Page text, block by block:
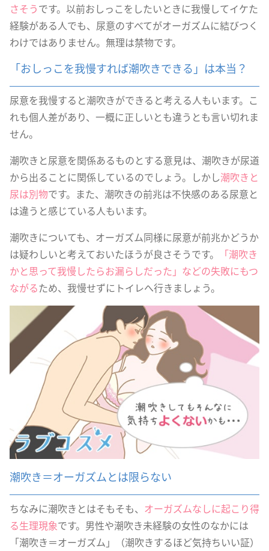
さそうです。以前おしっこをしたいときに我慢してイケた
経験がある人でも、尿意のすべてがオーガズムに結びつく
わけではありません。無理は禁物です。
「おしっこを我慢すれば潮吹きできる」は本当？
尿意を我慢すると潮吹きができると考える人もいます。こ
れも個人差があり、一概に正しいとも違うとも言い切れま
せん。
潮吹きと尿意を関係あるものとする意見は、潮吹きが尿道
から出ることに関係しているのでしょう。しかし潮吹きと
尿は別物です。また、潮吹きの前兆は不快感のある尿意と
は違うと感じている人もいます。
潮吹きについても、オーガズム同様に尿意が前兆かどうか
は疑わしいと考えておいたほうが良さそうです。
「潮吹き
かと思って我慢したらお漏らしだった」などの失敗にもつ
ながるため、我慢せずにトイレへ行きましょう。
潮吹き＝オーガズムとは限らない
ちなみに潮吹きとはそもそも、 オーガズムなしに起こり得
る生理現象です。男性や潮吹き未経験の女性のなかには
「潮吹き＝オーガズム」（潮吹きするほど気持ちいい証）